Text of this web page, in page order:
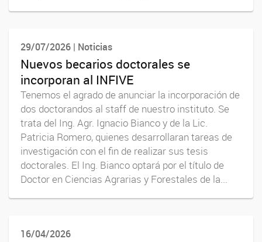
29/07/2026 | Noticias
Nuevos becarios doctorales se
incorporan al INFIVE
Tenemos el agrado de anunciar la incorporación de
dos doctorandos al staff de nuestro instituto. Se
trata del Ing. Agr. Ignacio Bianco y de la Lic.
Patricia Romero, quienes desarrollaran tareas de
investigación con el fin de realizar sus tesis
doctorales. El Ing. Bianco optará por el título de
Doctor en Ciencias Agrarias y Forestales de la...
16/04/2026